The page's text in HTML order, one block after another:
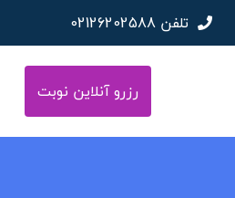
تلفن 02126202588
رزرو آنلاین نوبت